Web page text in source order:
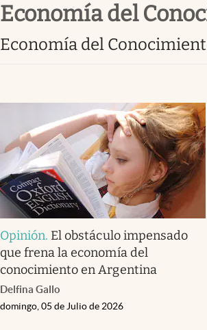
Infotechnology
Eventos Corporativos
El Cronista Studio
Mediakit
abre en nueva pestaña
Economía del
Economía del
Opinión. El obstáculo impensado
que frena la economía del
conocimiento en Argentina
Delfina Gallo
domingo, 05 de Julio de 2026